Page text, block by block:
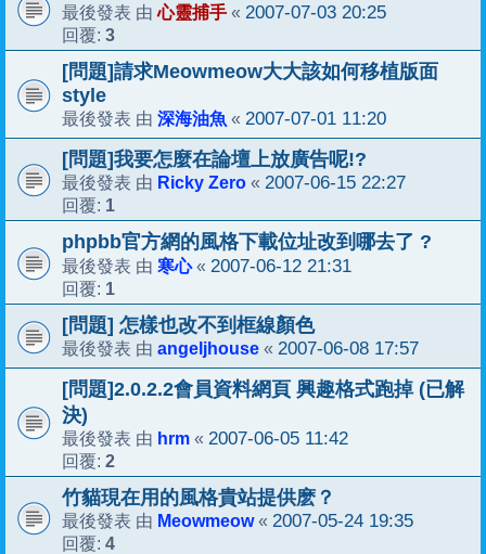
最後發表 由心靈捕手 « 2007-07-03 20:25
回覆: 3
[問題]請求Meowmeow大大該如何移植版面
style
最後發表 由 深海油魚 « 2007-07-01 11:20
[問題]我要怎麼在論壇上放廣告呢!?
最後發表 由 Ricky Zero « 2007-06-15 22:27
回覆: 1
phpbb官方網的風格下載位址改到哪去了 ?
最後發表 由 寒心« 2007-06-12 21:31
回覆: 1
[問題] 怎樣也改不到框線顏色
最後發表 由 angeljhouse « 2007-06-08 17:57
[問題]2.0.2.2會員資料網頁 興趣格式跑掉 (已解
決)
最後發表 由 hrm « 2007-06-05 11:42
回覆: 2
竹貓現在用的風格貴站提供麽？
最後發表 由 Meowmeow« 2007-05-24 19:35
回覆: 4